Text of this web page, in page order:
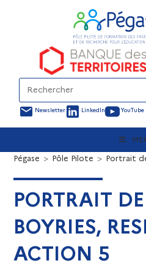
Newsletter LinkedIn YouTube
PORTRAIT
BOYRIES,
ACTION 5
Pégase > Pôle Pilote > Portrait